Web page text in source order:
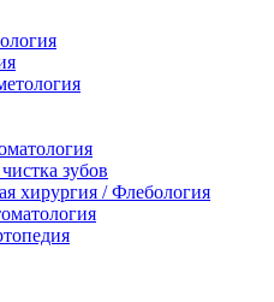
зубов
хирургия / Флебология